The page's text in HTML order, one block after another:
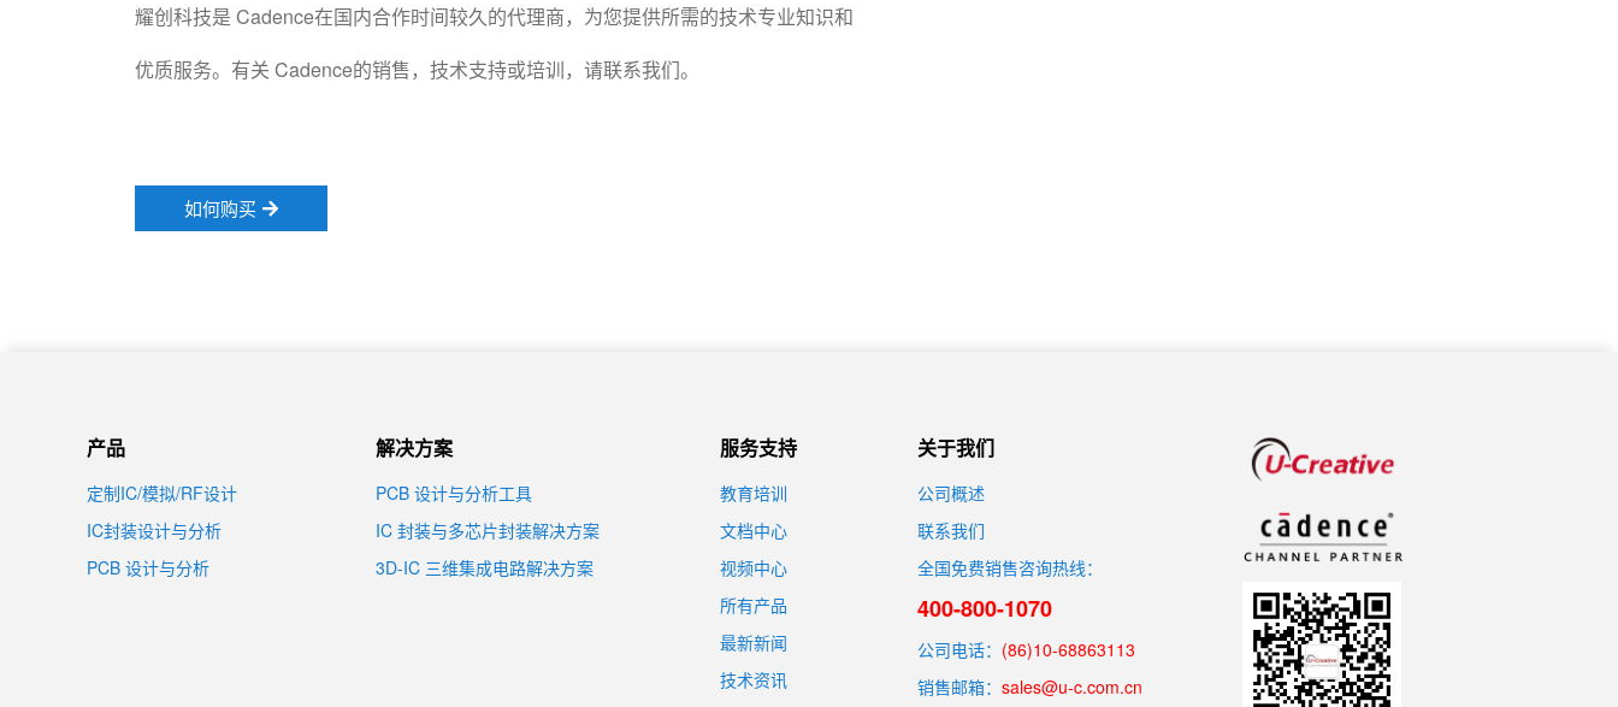
耀创科技是 Cadence在国内合作时间较久的代理商，为您提供所需的技术专业知识和
优质服务。有关 Cadence的销售，技术支持或培训，请联系我们。
如何购买
产品
定制IC/模拟/RF设计
IC封装设计与分析
PCB 设计与分析
解决方案
PCB 设计与分析工具
IC 封装与多芯片封装解决方案
3D-IC 三维集成电路解决方案
服务支持
教育培训
文档中心
视频中心
所有产品
最新新闻
技术资讯
关于我们
公司概述
联系我们
全国免费销售咨询热线：
400-800-1070
公司电话： (86)10-68863113
销售邮箱： sales@u-c.com.cn